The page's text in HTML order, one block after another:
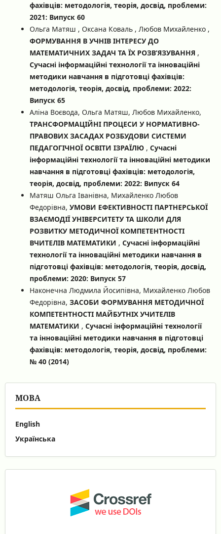
фахівців: методологія, теорія, досвід, проблеми:
2021: Випуск 60
Ольга Матяш , Оксана Коваль , Любов Михайленко ,
ФОРМУВАННЯ В УЧНІВ ІНТЕРЕСУ ДО
МАТЕМАТИЧНИХ ЗАДАЧ ТА ЇХ РОЗВ’ЯЗУВАННЯ ,
Сучасні інформаційні технології та інноваційні
методики навчання в підготовці фахівців:
методологія, теорія, досвід, проблеми: 2022:
Випуск 65
Аліна Воєвода, Ольга Матяш, Любов Михайленко,
ТРАНСФОРМАЦІЙНІ ПРОЦЕСИ У НОРМАТИВНО-
ПРАВОВИХ ЗАСАДАХ РОЗБУДОВИ СИСТЕМИ
ПЕДАГОГІЧНОЇ ОСВІТИ ІЗРАЇЛЮ , Сучасні
інформаційні технології та інноваційні методики
навчання в підготовці фахівців: методологія,
теорія, досвід, проблеми: 2022: Випуск 64
Матяш Ольга Іванівна, Михайленко Любов
Федорівна, УМОВИ ЕФЕКТИВНОСТІ ПАРТНЕРСЬКОЇ
ВЗАЄМОДІЇ УНІВЕРСИТЕТУ ТА ШКОЛИ ДЛЯ
РОЗВИТКУ МЕТОДИЧНОЇ КОМПЕТЕНТНОСТІ
ВЧИТЕЛІВ МАТЕМАТИКИ , Сучасні інформаційні
технології та інноваційні методики навчання в
підготовці фахівців: методологія, теорія, досвід,
проблеми: 2020: Випуск 57
Наконечна Людмила Йосипівна, Михайленко Любов
Федорівна, ЗАСОБИ ФОРМУВАННЯ МЕТОДИЧНОЇ
КОМПЕТЕНТНОСТІ МАЙБУТНІХ УЧИТЕЛІВ
МАТЕМАТИКИ , Сучасні інформаційні технології
та інноваційні методики навчання в підготовці
фахівців: методологія, теорія, досвід, проблеми:
№ 40 (2014)
МОВА
English
Українська